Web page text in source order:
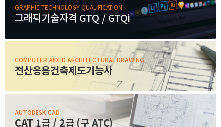
GRAPHIC TECHNOLOGY QUALIFICATION
그래픽기술자격 GTQ / GTQi
COMPUTER AIDED ARCHITECTURAL DRAWING
전산응용건축제도기능사
AUTODESK CAD
CAT 1급 / 2급 (구 ATC)